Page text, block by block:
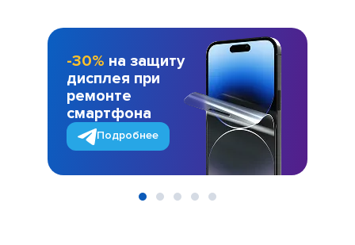
-30% на защиту
дисплея при
ремонте
смартфона
Подробнее